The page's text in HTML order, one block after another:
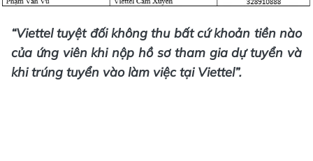
“Viettel tuyệt đối không thu bất cứ khoản tiền nào
của ứng viên khi nộp hồ sơ tham gia dự tuyển và
khi trúng tuyển vào làm việc tại Viettel”.